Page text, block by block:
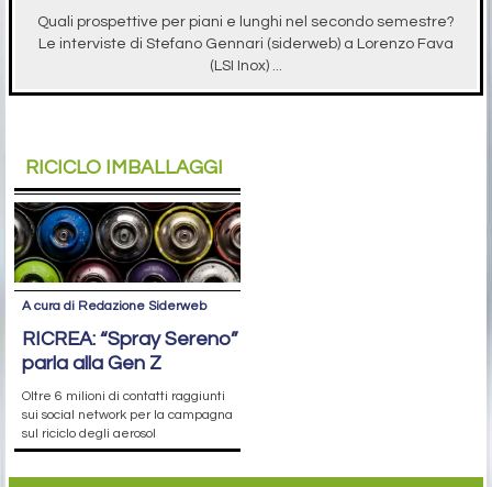
Quali prospettive per piani e lunghi nel secondo semestre?
Le interviste di Stefano Gennari (siderweb) a Lorenzo Fava
(LSI Inox) ...
RICICLO IMBALLAGGI
A cura di Redazione Siderweb
RICREA: “Spray Sereno”
parla alla Gen Z
Oltre 6 milioni di contatti raggiunti
sui social network per la campagna
sul riciclo degli aerosol